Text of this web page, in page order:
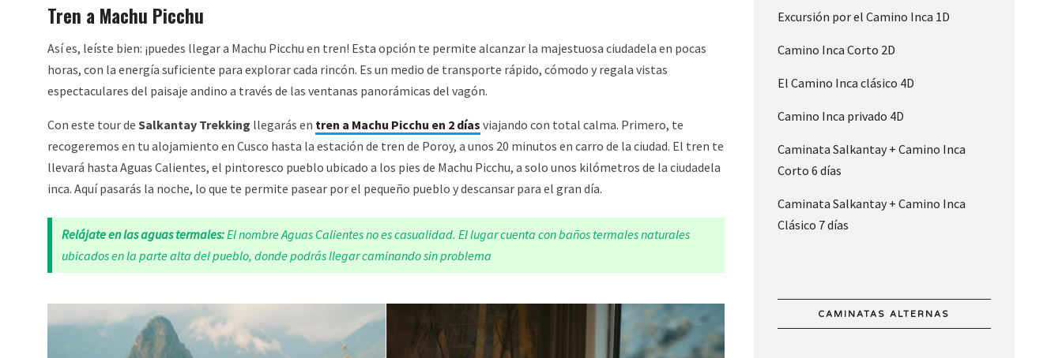
Tren a Machu Picchu
Así es, leíste bien: ¡puedes llegar a Machu Picchu en tren! Esta opción te permite alcanzar la majestuosa ciudadela en pocas
horas, con la energía suficiente para explorar cada rincón. Es un medio de transporte rápido, cómodo y regala vistas
espectaculares del paisaje andino a través de las ventanas panorámicas del vagón.
Con este tour de Salkantay Trekking llegarás en tren a Machu Picchu en 2 días viajando con total calma. Primero, te
recogeremos en tu alojamiento en Cusco hasta la estación de tren de Poroy, a unos 20 minutos en carro de la ciudad. El tren te
llevará hasta Aguas Calientes, el pintoresco pueblo ubicado a los pies de Machu Picchu, a solo unos kilómetros de la ciudadela
inca. Aquí pasarás la noche, lo que te permite pasear por el pequeño pueblo y descansar para el gran día.
Relájate en las aguas termales:El nombreAguas Calientesno es casualidad. El lugar cuenta con baños termales naturales
ubicados en la parte alta del pueblo, donde podrás llegar caminando sin problema
Excursión por el Camino Inca 1D
Camino Inca Corto 2D
El Camino Inca clásico 4D
Camino Inca privado 4D
Caminata Salkantay + Camino Inca
Corto 6 días
Caminata Salkantay + Camino Inca
Clásico 7 días
CAMINATAS ALTERNAS